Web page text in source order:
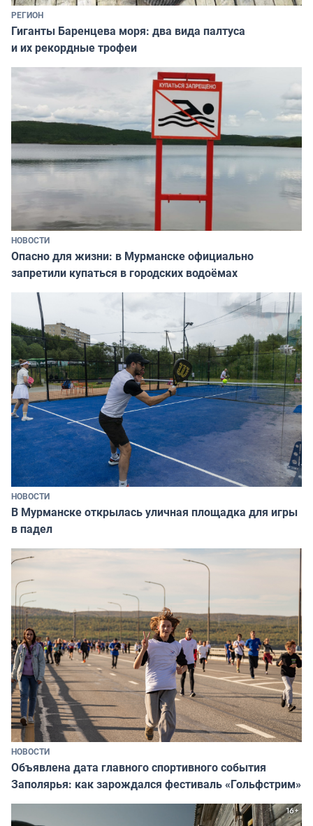
РЕГИОН
Гиганты Баренцева моря: два вида палтуса
и их рекордные трофеи
НОВОСТИ
Опасно для жизни: в Мурманске официально
запретили купаться в городских водоёмах
НОВОСТИ
В Мурманске открылась уличная площадка для игры
в падел
НОВОСТИ
Объявлена дата главного спортивного события
Заполярья: как зарождался фестиваль «Гольфстрим»